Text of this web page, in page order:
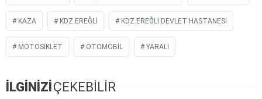
KAZA KDZ.EREĞLI KDZ.EREĞLI DEVLET HASTANESI
MOTOSIKLET OTOMOBIL YARALI
İLGİNİZİÇEKEBİLİR